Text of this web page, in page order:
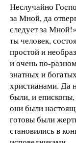
Неслучайно
за Мной, да
следует за
ты человек,
простой и
и очень по-
знатных и
христианами. Да
были, и
они были
готовы были
становились в